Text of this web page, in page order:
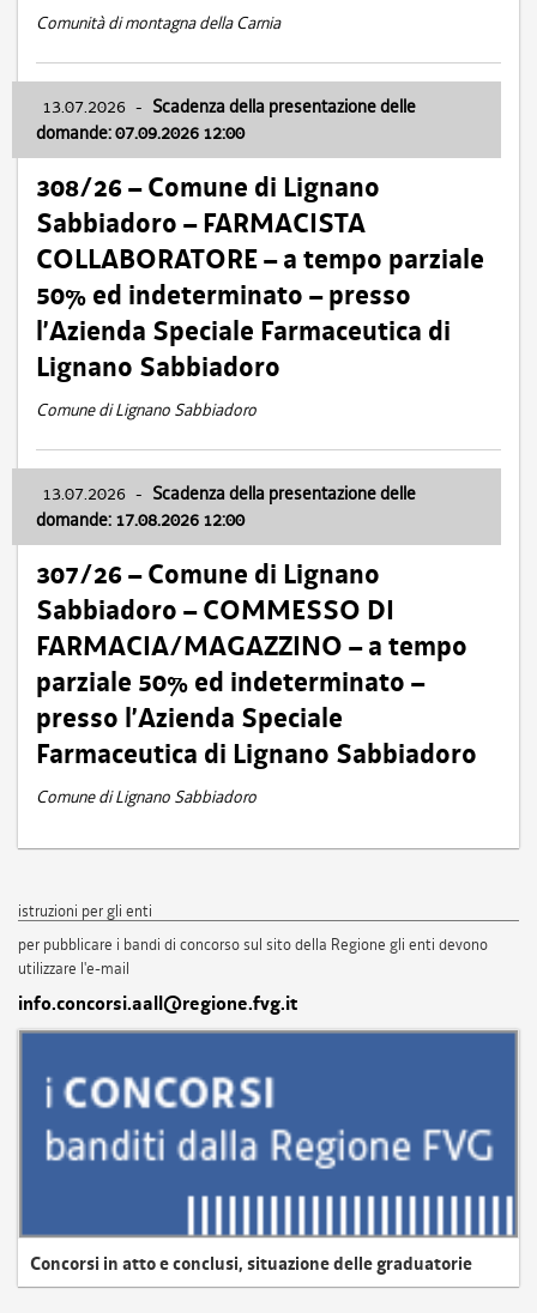
Comunità di montagna della Carnia
13.07.2026 - Scadenza della presentazione delle
domande: 07.09.2026 12:00
308/26 – Comune di Lignano
Sabbiadoro – FARMACISTA
COLLABORATORE – a tempo parziale
50% ed indeterminato – presso
l’Azienda Speciale Farmaceutica di
Lignano Sabbiadoro
Comune di Lignano Sabbiadoro
13.07.2026 - Scadenza della presentazione delle
domande: 17.08.2026 12:00
307/26 – Comune di Lignano
Sabbiadoro – COMMESSO DI
FARMACIA/MAGAZZINO – a tempo
parziale 50% ed indeterminato –
presso l’Azienda Speciale
Farmaceutica di Lignano Sabbiadoro
Comune di Lignano Sabbiadoro
istruzioni per gli enti
per pubblicare i bandi di concorso sul sito della Regione gli enti devono
utilizzare l'e-mail
info.concorsi.aall@regione.fvg.it
Concorsi in atto e conclusi, situazione delle graduatorie